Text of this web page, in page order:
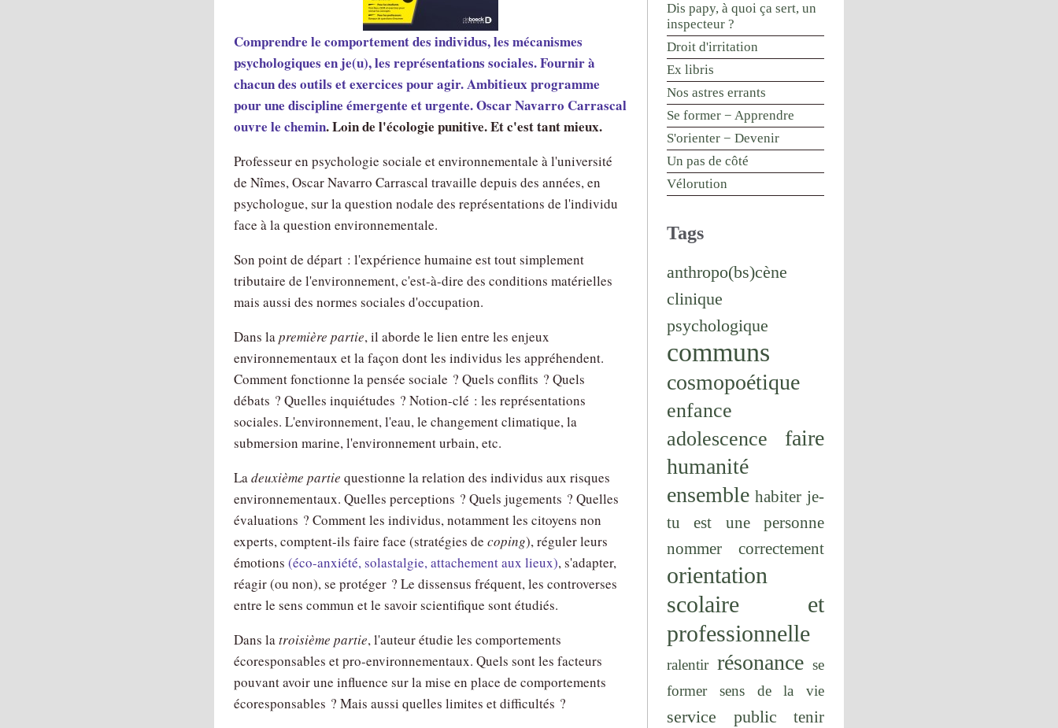
Comprendre le comportement des individus, les mécanismes
psychologiques en je(u), les représentations sociales. Fournir à
chacun des outils et exercices pour agir. Ambitieux programme
pour une discipline émergente et urgente. Oscar Navarro Carrascal
ouvre le chemin. Loin de l'écologie punitive. Et c'est tant mieux.
Professeur en psychologie sociale et environnementale à l'université
de Nîmes, Oscar Navarro Carrascal travaille depuis des années, en
psychologue, sur la question nodale des représentations de l'individu
face à la question environnementale.
Son point de départ : l'expérience humaine est tout simplement
tributaire de l'environnement, c'est-à-dire des conditions matérielles
mais aussi des normes sociales d'occupation.
Dans lapremière partie, il aborde le lien entre les enjeux
environnementaux et la façon dont les individus les appréhendent.
Comment fonctionne la pensée sociale ? Quels conflits ? Quels
débats ? Quelles inquiétudes ? Notion-clé : les représentations
sociales. L'environnement, l'eau, le changement climatique, la
submersion marine, l'environnement urbain, etc.
Ladeuxième partie questionne la relation des individus aux risques
environnementaux. Quelles perceptions ? Quels jugements ? Quelles
évaluations ? Comment les individus, notamment les citoyens non
experts, comptent-ils faire face (stratégies de coping), réguler leurs
émotions (éco-anxiété, solastalgie, attachement aux lieux), s'adapter,
réagir (ou non), se protéger ? Le dissensus fréquent, les controverses
entre le sens commun et le savoir scientifique sont étudiés.
Dans latroisième partie, l'auteur étudie les comportements
écoresponsables et pro-environnementaux. Quels sont les facteurs
pouvant avoir une influence sur la mise en place de comportements
écoresponsables ? Mais aussi quelles limites et difficultés ?
Dis papy, à quoi ça sert, un
inspecteur ?
Droit d'irritation
Ex libris
Nos astres errants
Se former − Apprendre
S'orienter − Devenir
Un pas de côté
Vélorution
Tags
anthropo(bs)cène
clinique
psychologique
communs
cosmopoétique
enfance
adolescence
faire
humanité
ensemble habiter je-
tu est une personne
nommer correctement
orientation
scolaire et
professionnelle
ralentir résonance se
former
sens de la vie
service public
tenir